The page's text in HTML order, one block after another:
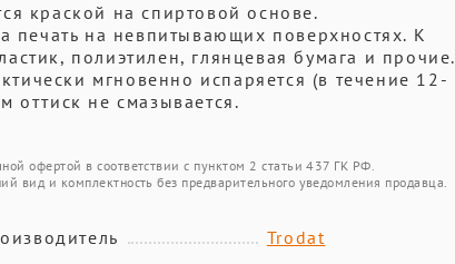
краской на спиртовой основе.
печать на невпитывающих поверхностях. К
полиэтилен, глянцевая бумага и прочие.
мгновенно испаряется (в течение 12-
оттиск не смазывается.
офертой в соответствии с пунктом 2 статьи 437 ГК РФ.
вид и комплектность без предварительного уведомления продавца.
Trodat